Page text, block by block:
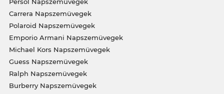
Carrera Napszemüvegek
Polaroid Napszemüvegek
Emporio Armani Napszemüvegek
Michael Kors Napszemüvegek
Guess Napszemüvegek
Ralph Napszemüvegek
Burberry Napszemüvegek